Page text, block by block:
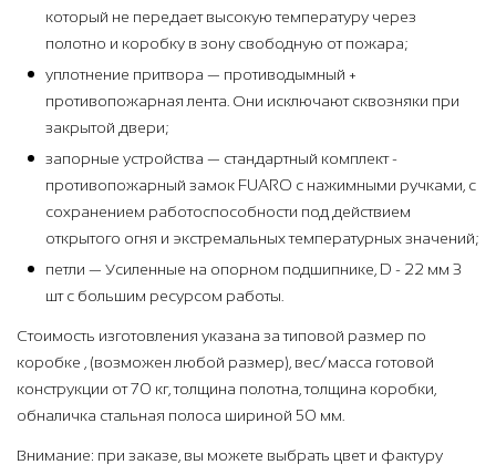
который не передает высокую температуру через
полотно и коробку в зону свободную от пожара;
уплотнение притвора — противодымный +
противопожарная лента. Они исключают сквозняки при
закрытой двери;
запорные устройства — стандартный комплект -
противопожарный замок FUARO с нажимными ручками, с
сохранением работоспособности под действием
открытого огня и экстремальных температурных значений;
петли — Усиленные на опорном подшипнике, D - 22 мм 3
шт с большим ресурсом работы.
Стоимость изготовления указана за типовой размер по
коробке , (возможен любой размер), вес/масса готовой
конструкции от 70 кг, толщина полотна, толщина коробки,
обналичка стальная полоса шириной 50 мм.
Внимание: при заказе, вы можете выбрать цвет и фактуру